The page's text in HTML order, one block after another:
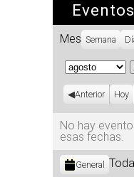
Mes Semana
Mes
Año
Anterior Hoy
No hay
esas fechas.
Categorías
General